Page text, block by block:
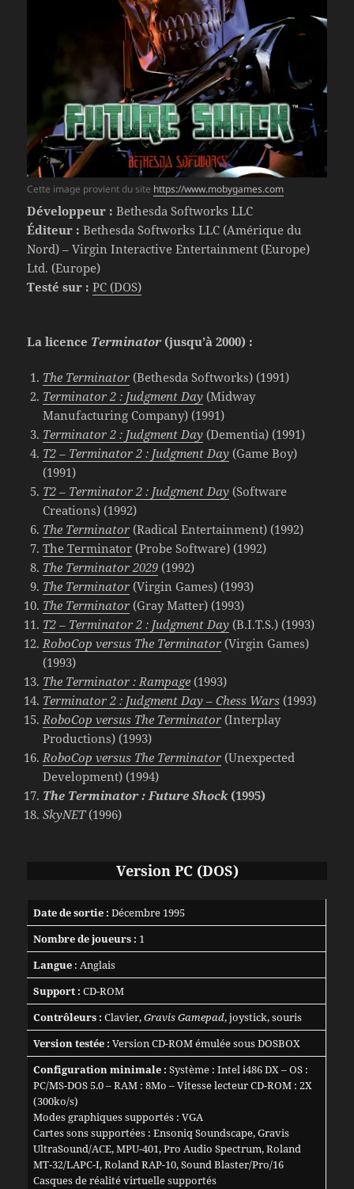
Cette image provient du site https://www.mobygames.com
Développeur : Bethesda Softworks LLC
Éditeur : Bethesda Softworks LLC (Amérique du
Nord) – Virgin Interactive Entertainment (Europe)
Ltd. (Europe)
Testé sur : PC (DOS)
La licence Terminator(jusqu’à 2000) :
The Terminator (Bethesda Softworks) (1991)
Terminator 2 : Judgment Day (Midway
Manufacturing Company) (1991)
Terminator 2 : Judgment Day (Dementia) (1991)
T2 – Terminator 2 : Judgment Day (Game Boy)
(1991)
T2 – Terminator 2 : Judgment Day (Software
Creations) (1992)
The Terminator (Radical Entertainment) (1992)
The Terminator (Probe Software) (1992)
The Terminator 2029 (1992)
The Terminator (Virgin Games) (1993)
The Terminator (Gray Matter) (1993)
T2 – Terminator 2 : Judgment Day (B.I.T.S.) (1993)
RoboCop versus The Terminator (Virgin Games)
(1993)
The Terminator : Rampage (1993)
Terminator 2 : Judgment Day – Chess Wars (1993)
RoboCop versus The Terminator (Interplay
Productions) (1993)
RoboCop versus The Terminator (Unexpected
Development) (1994)
The Terminator : Future Shock(1995)
SkyNET(1996)
Version PC (DOS)
Date de sortie : Décembre 1995
Nombre de joueurs : 1
Langue : Anglais
Support : CD-ROM
Contrôleurs : Clavier,Gravis Gamepad, joystick, souris
Version testée : Version CD-ROM émulée sous DOSBOX
Configuration minimale : Système : Intel i486 DX – OS :
PC/MS-DOS 5.0 – RAM : 8Mo – Vitesse lecteur CD-ROM : 2X
(300ko/s)
Modes graphiques supportés : VGA
Cartes sons supportées : Ensoniq Soundscape, Gravis
UltraSound/ACE, MPU-401, Pro Audio Spectrum, Roland
MT-32/LAPC-I, Roland RAP-10, Sound Blaster/Pro/16
Casques de réalité virtuelle supportés